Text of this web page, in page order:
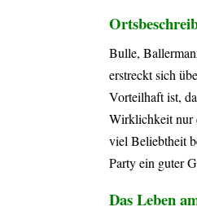
Bulle,
erstreckt sich
Vorteilhaft ist,
Wirklichkeit nur
viel Beliebtheit
Party ein guter
Das Leben